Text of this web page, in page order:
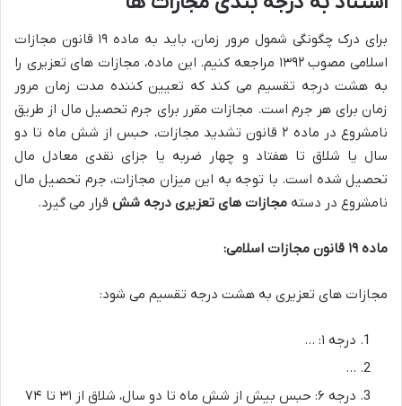
برای درک چگونگی شمول مرور زمان، باید به ماده ۱۹ قانون مجازات
اسلامی مصوب ۱۳۹۲ مراجعه کنیم. این ماده، مجازات های تعزیری را
به هشت درجه تقسیم می کند که تعیین کننده مدت زمان مرور
زمان برای هر جرم است. مجازات مقرر برای جرم تحصیل مال از طریق
نامشروع در ماده ۲ قانون تشدید مجازات، حبس از شش ماه تا دو
سال یا شلاق تا هفتاد و چهار ضربه یا جزای نقدی معادل مال
تحصیل شده است. با توجه به این میزان مجازات، جرم تحصیل مال
نامشروع در دسته مجازات های تعزیری درجه شش قرار می گیرد.
ماده ۱۹ قانون مجازات اسلامی:
مجازات های تعزیری به هشت درجه تقسیم می شود:
درجه ۱: …
…
درجه ۶: حبس بیش از شش ماه تا دو سال، شلاق از ۳۱ تا ۷۴